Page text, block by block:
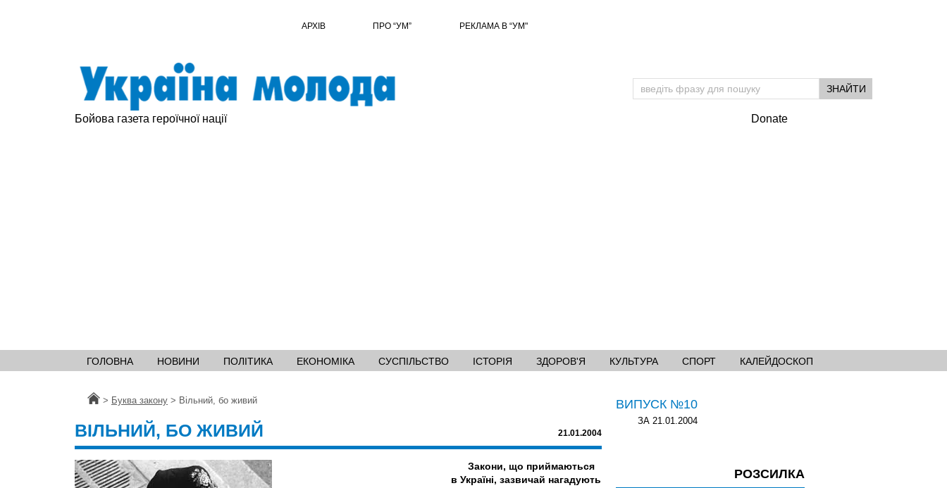
АРХІВ ПРО “УМ” РЕКЛАМА В “УМ"
Бойова газета героїчної нації Donate
ГОЛОВНА НОВИНИ ПОЛІТИКА ЕКОНОМІКА СУСПІЛЬСТВО ІСТОРІЯ ЗДОРОВ'Я КУЛЬТУРА СПОРТ КАЛЕЙДОСКОП
Головна
> Буква закону > Вільний, бо живий
ВІЛЬНИЙ, БО ЖИВИЙ 21.01.2004
Закони, що приймаються
в Україні, зазвичай нагадують
ВИПУСК №10
ЗА 21.01.2004
РОЗСИЛКА